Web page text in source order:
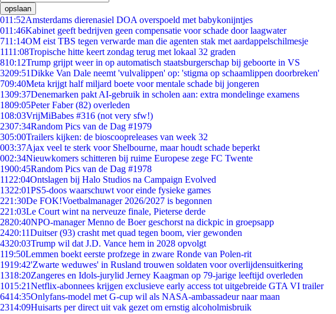
opslaan
011:52Amsterdams dierenasiel DOA overspoeld met babykonijntjes
011:46Kabinet geeft bedrijven geen compensatie voor schade door laagwater
711:14OM eist TBS tegen verwarde man die agenten stak met aardappelschilmesje
1111:08Tropische hitte keert zondag terug met lokaal 32 graden
810:12Trump grijpt weer in op automatisch staatsburgerschap bij geboorte in VS
3209:51Dikke Van Dale neemt 'vulvalippen' op: 'stigma op schaamlippen doorbreken'
709:40Meta krijgt half miljard boete voor mentale schade bij jongeren
1309:37Denemarken pakt AI-gebruik in scholen aan: extra mondelinge examens
1809:05Peter Faber (82) overleden
108:03VrijMiBabes #316 (not very sfw!)
2307:34Random Pics van de Dag #1979
305:00Trailers kijken: de bioscoopreleases van week 32
003:37Ajax veel te sterk voor Shelbourne, maar houdt schade beperkt
002:34Nieuwkomers schitteren bij ruime Europese zege FC Twente
1900:45Random Pics van de Dag #1978
11 22:04Ontslagen bij Halo Studios na Campaign Evolved
1322:01PS5-doos waarschuwt voor einde fysieke games
221:30De FOK!Voetbalmanager 2026/2027 is begonnen
221:03Le Court wint na nerveuze finale, Pieterse derde
2820:40NPO-manager Menno de Boer geschorst na dickpic in groepsapp
2420:11Duitser (93) crasht met quad tegen boom, vier gewonden
4320:03Trump wil dat J.D. Vance hem in 2028 opvolgt
119:50Lemmen boekt eerste profzege in zware Ronde van Polen-rit
1919:42'Zwarte weduwes' in Rusland trouwen soldaten voor overlijdensuitkering
1318:20Zangeres en Idols-jurylid Jerney Kaagman op 79-jarige leeftijd overleden
1015:21Netflix-abonnees krijgen exclusieve early access tot uitgebreide GTA VI trailer
6414:35Onlyfans-model met G-cup wil als NASA-ambassadeur naar maan
2314:09Huisarts per direct uit vak gezet om ernstig alcoholmisbruik